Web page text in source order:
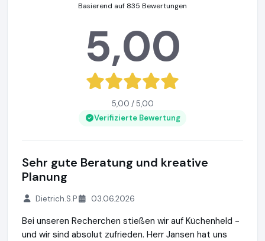
Basierend auf 835 Bewertungen
5,00
5,00 / 5,00
Verifizierte Bewertung
Sehr gute Beratung und kreative
Planung
Dietrich.S.P 03.06.2026
Bei unseren Recherchen stießen wir auf Küchenheld -
und wir sind absolut zufrieden. Herr Jansen hat uns